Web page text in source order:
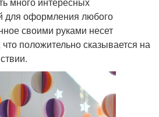
для оформления любого
своими руками несет
что положительно сказывается на